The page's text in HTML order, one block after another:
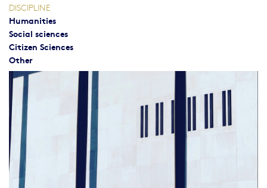
DISCIPLINE
Humanities
Social sciences
Citizen Sciences
Other